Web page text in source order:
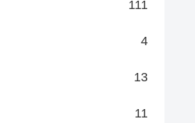
111
4
13
11